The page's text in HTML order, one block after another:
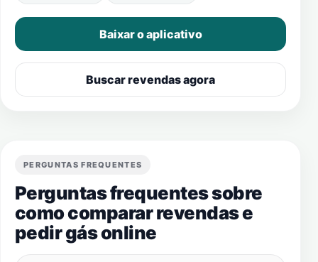
Baixar o aplicativo
Buscar revendas agora
PERGUNTAS FREQUENTES
Perguntas frequentes sobre
como comparar revendas e
pedir gás online